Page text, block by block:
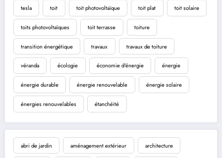
tesla toit toit photovoltaïque toit plat toit solaire
toits photovoltaïques toit terrasse toiture
transition énergétique travaux travaux de toiture
véranda écologie économie d'énergie énergie
énergie durable énergie renouvelable énergie solaire
énergies renouvelables étanchéité
abri de jardin aménagement extérieur architecture